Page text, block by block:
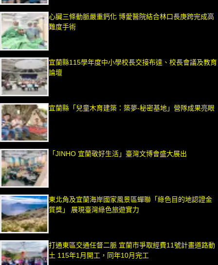
心臟三條動脈嚴重鈣化 博愛醫院結合林口長庚跨完成高
難度手術
宜蘭縣115學年度中小學校長交接布達、校長會議及教育
論壇
宜蘭縣「兒童木育建築：築夢-秘密基地」營隊成果亮眼
「JINHO 宜蘭敬好生活」臺灣文博會盛大展出
東北角及宜蘭海岸國家風景區蟬聯「綠色目的地認證金
質獎」 展現臺灣綠色旅遊實力
打通東區交通任督二脈 宜蘭市爭取經費11號計畫道路動
土 115年1月開工，同年10月完工